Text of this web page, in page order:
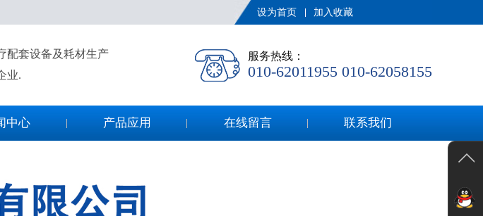
设为首页 加入收藏
配套设备及耗材生产
业.
服务热线：
010-62011955 010-62058155
中心 产品应用 在线留言 联系我们